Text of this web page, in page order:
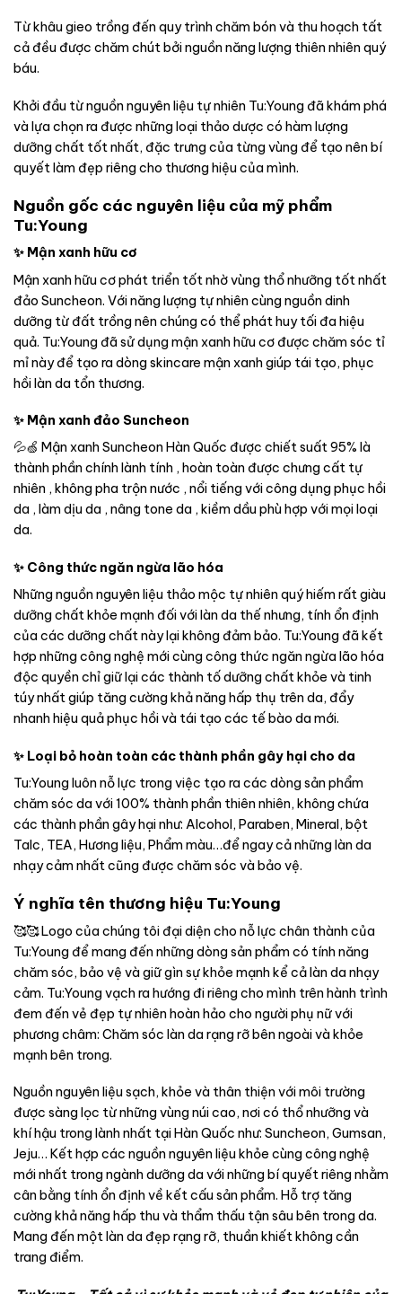
Từ khâu gieo trồng đến quy trình chăm bón và thu hoạch tất
cả đều được chăm chút bởi nguồn năng lượng thiên nhiên quý
báu.
Khởi đầu từ nguồn nguyên liệu tự nhiên Tu:Young đã khám phá
và lựa chọn ra được những loại thảo dược có hàm lượng
dưỡng chất tốt nhất, đặc trưng của từng vùng để tạo nên bí
quyết làm đẹp riêng cho thương hiệu của mình.
Nguồn gốc các nguyên liệu của mỹ phẩm
Tu:Young
✨ Mận xanh hữu cơ
Mận xanh hữu cơ phát triển tốt nhờ vùng thổ nhưỡng tốt nhất
đảo Suncheon. Với năng lượng tự nhiên cùng nguồn dinh
dưỡng từ đất trồng nên chúng có thể phát huy tối đa hiệu
quả. Tu:Young đã sử dụng mận xanh hữu cơ được chăm sóc tỉ
mỉ này để tạo ra dòng skincare mận xanh giúp tái tạo, phục
hồi làn da tổn thương.
✨ Mận xanh đảo Suncheon
💦🍏 Mận xanh Suncheon Hàn Quốc được chiết suất 95% là
thành phần chính lành tính , hoàn toàn được chưng cất tự
nhiên , không pha trộn nước , nổi tiếng với công dụng phục hồi
da , làm dịu da , nâng tone da , kiềm dầu phù hợp với mọi loại
da.
✨ Công thức ngăn ngừa lão hóa
Những nguồn nguyên liệu thảo mộc tự nhiên quý hiếm rất giàu
dưỡng chất khỏe mạnh đối với làn da thế nhưng, tính ổn định
của các dưỡng chất này lại không đảm bảo. Tu:Young đã kết
hợp những công nghệ mới cùng công thức ngăn ngừa lão hóa
độc quyền chỉ giữ lại các thành tố dưỡng chất khỏe và tinh
túy nhất giúp tăng cường khả năng hấp thụ trên da, đẩy
nhanh hiệu quả phục hồi và tái tạo các tế bào da mới.
✨ Loại bỏ hoàn toàn các thành phần gây hại cho da
Tu:Young luôn nỗ lực trong việc tạo ra các dòng sản phẩm
chăm sóc da với 100% thành phần thiên nhiên, không chứa
các thành phần gây hại như: Alcohol, Paraben, Mineral, bột
Talc, TEA, Hương liệu, Phẩm màu…để ngay cả những làn da
nhạy cảm nhất cũng được chăm sóc và bảo vệ.
Ý nghĩa tên thương hiệu Tu:Young
🥰🥰 Logo của chúng tôi đại diện cho nỗ lực chân thành của
Tu:Young để mang đến những dòng sản phẩm có tính năng
chăm sóc, bảo vệ và giữ gìn sự khỏe mạnh kể cả làn da nhạy
cảm. Tu:Young vạch ra hướng đi riêng cho mình trên hành trình
đem đến vẻ đẹp tự nhiên hoàn hảo cho người phụ nữ với
phương châm: Chăm sóc làn da rạng rỡ bên ngoài và khỏe
mạnh bên trong.
Nguồn nguyên liệu sạch, khỏe và thân thiện với môi trường
được sàng lọc từ những vùng núi cao, nơi có thổ nhưỡng và
khí hậu trong lành nhất tại Hàn Quốc như: Suncheon, Gumsan,
Jeju… Kết hợp các nguồn nguyên liệu khỏe cùng công nghệ
mới nhất trong ngành dưỡng da với những bí quyết riêng nhằm
cân bằng tính ổn định về kết cấu sản phẩm. Hỗ trợ tăng
cường khả năng hấp thu và thẩm thấu tận sâu bên trong da.
Mang đến một làn da đẹp rạng rỡ, thuần khiết không cần
trang điểm.